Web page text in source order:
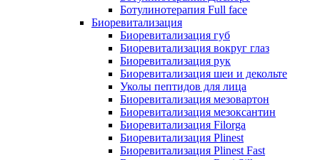
Ботулинотерапия Full face
Биоревитализация
Биоревитализация губ
Биоревитализация вокруг глаз
Биоревитализация рук
Биоревитализация шеи и декольте
Уколы пептидов для лица
Биоревитализация мезовартон
Биоревитализация мезоксантин
Биоревитализация Filorga
Биоревитализация Plinest
Биоревитализация Plinest Fast